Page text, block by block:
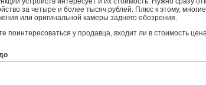
за четыре и более тысяч рублей. Плюс к этому,
или оригинальной камеры заднего обозрения.
поинтересоваться у продавца, входит ли в стоимость